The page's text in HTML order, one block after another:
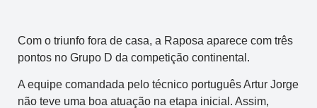
Com o triunfo fora de casa, a Raposa aparece com três
pontos no Grupo D da competição continental.
A equipe comandada pelo técnico português Artur Jorge
não teve uma boa atuação na etapa inicial. Assim,